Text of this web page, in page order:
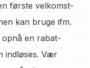
første velkomst-
kan bruge ifm.
en rabat-
indløses. Vær